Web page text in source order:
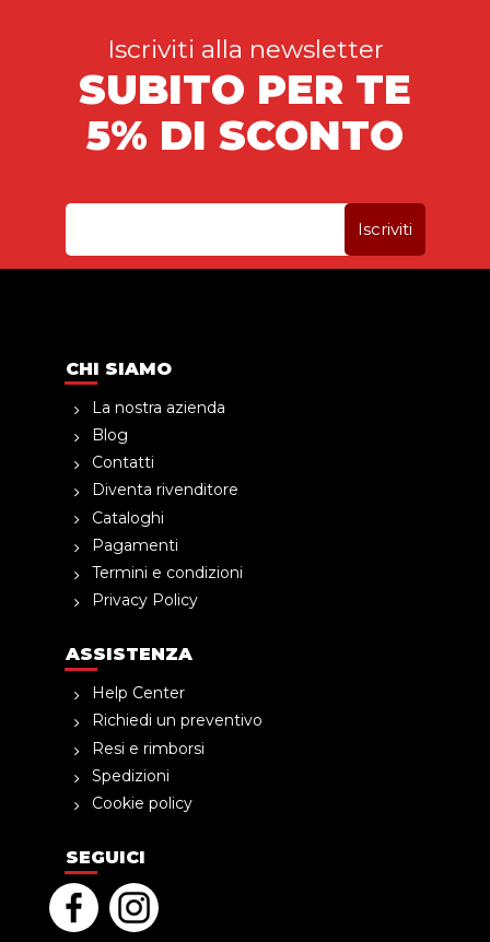
Iscriviti alla newsletter
SUBITO PER TE
5% DI SCONTO
CHI SIAMO
La nostra azienda
Blog
Contatti
Diventa rivenditore
Cataloghi
Pagamenti
Termini e condizioni
Privacy Policy
ASSISTENZA
Help Center
Richiedi un preventivo
Resi e rimborsi
Spedizioni
Cookie policy
SEGUICI